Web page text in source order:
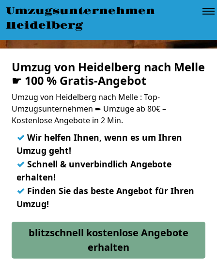
Umzugsunternehmen
Heidelberg
Umzug von Heidelberg nach Melle
☛ 100 % Gratis-Angebot
Umzug von Heidelberg nach Melle : Top-
Umzugsunternehmen ➨ Umzüge ab 80€ –
Kostenlose Angebote in 2 Min.
✓ Wir helfen Ihnen, wenn es um Ihren
Umzug geht!
✓ Schnell & unverbindlich Angebote
erhalten!
✓ Finden Sie das beste Angebot für Ihren
Umzug!
blitzschnell kostenlose Angebote
erhalten